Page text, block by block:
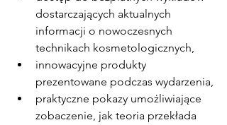
dostarczających aktualnych
informacji o nowoczesnych
technikach kosmetologicznych,
innowacyjne produkty
prezentowane podczas wydarzenia,
praktyczne pokazy umożliwiające
zobaczenie, jak teoria przekłada